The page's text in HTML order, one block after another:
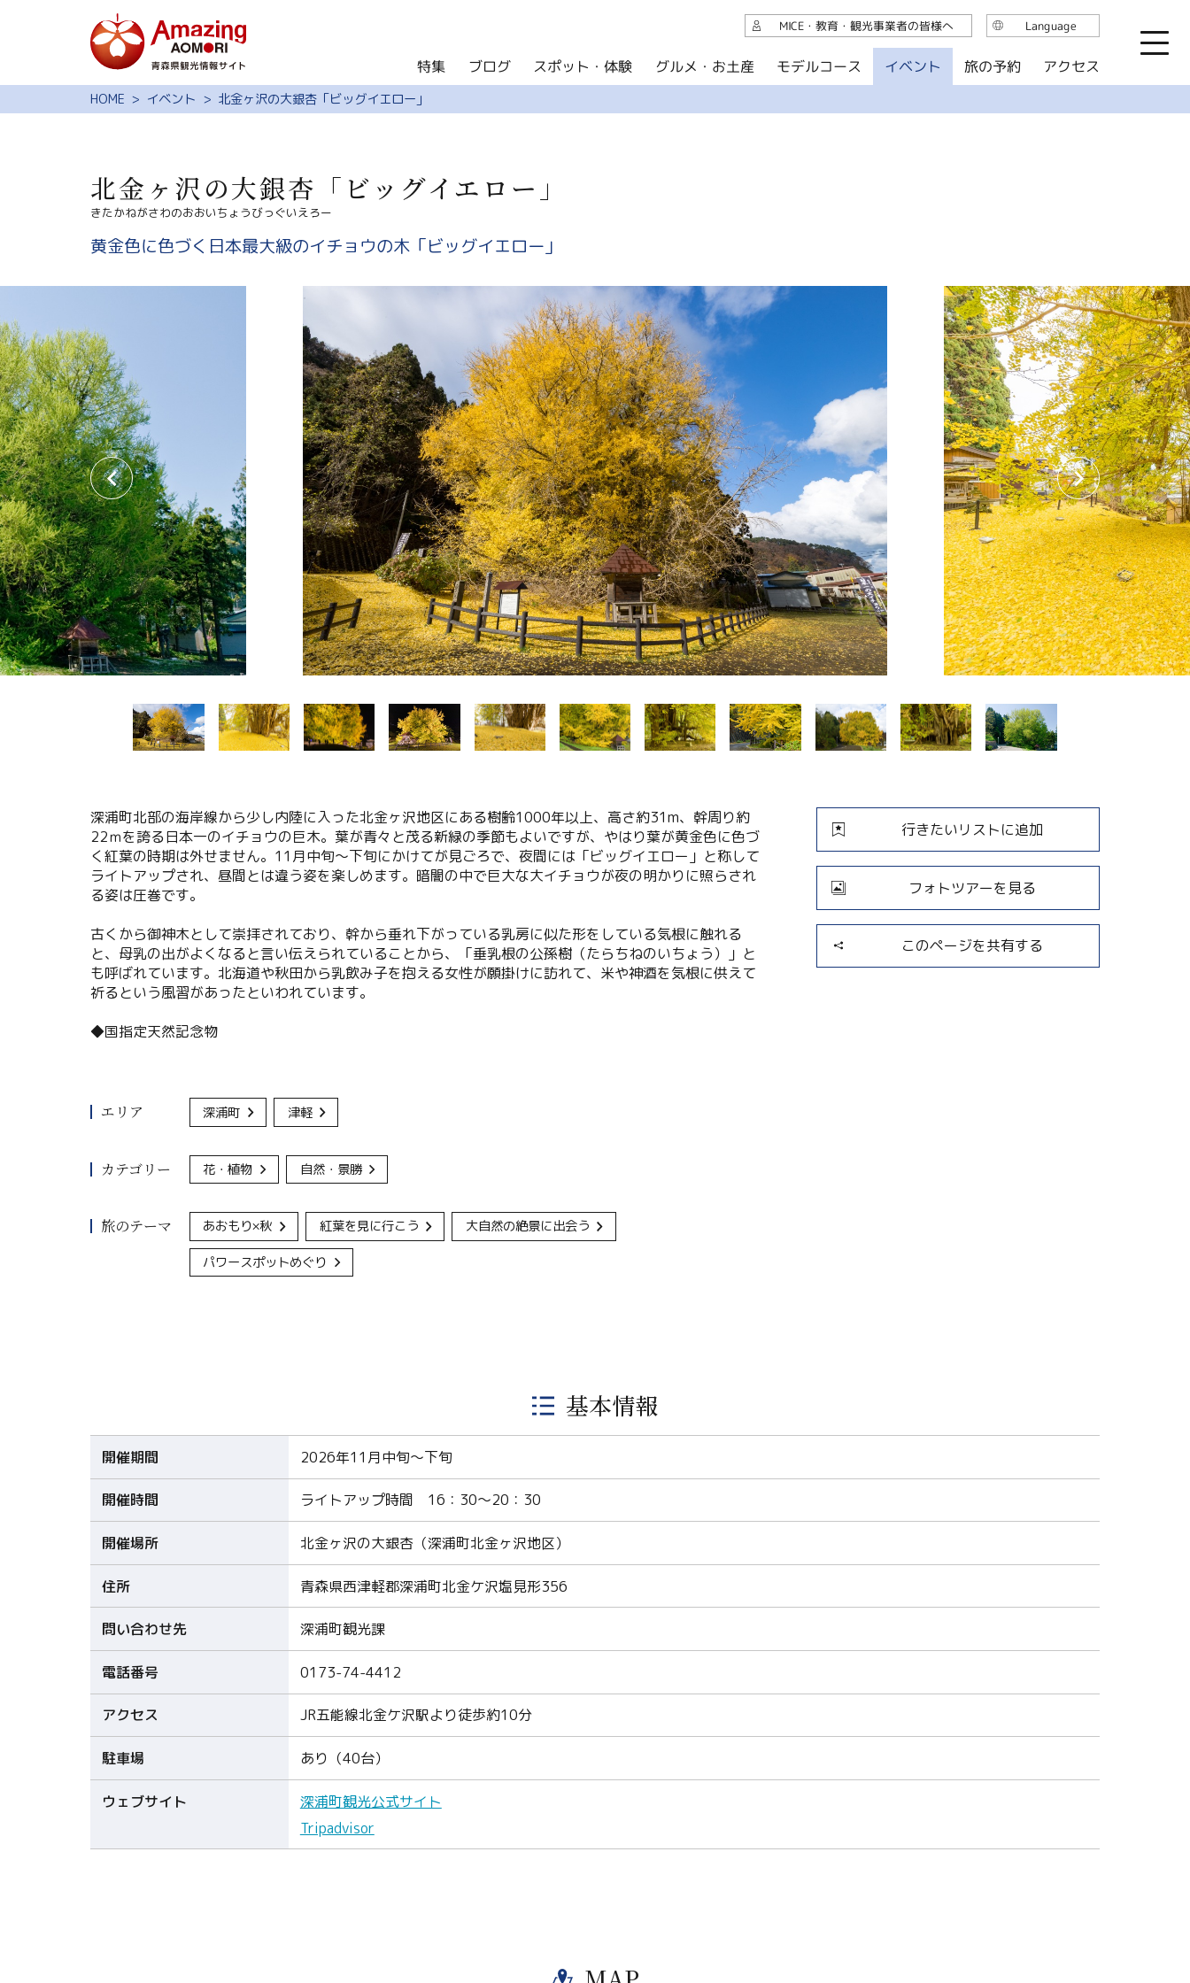
特集
ブログ
スポット・体験
グルメ・お土産
旅の予約
観光ガイド
このサイトについて
サイト内検索
共有
行きたいリスト
写真ライブラリー
動画ライブラリー
パンフレットダウンロード
よくある質問
運営組織について
関連リンク集
Language
English
繁体中文
简体中文
MICE・教育・観光事業者の皆様へ
HOME イベント 北金ヶ沢の大銀杏「ビッグイエロー」
北金ヶ沢の大銀杏「ビッグイエロー」
きたかねがさわのおおいちょうびっぐいえろー
黄金色に色づく日本最大級のイチョウの木「ビッグイエロー」
深浦町北部の海岸線から少し内陸に入った北金ヶ沢地区にある樹齢1000年以上、高さ約31m、幹周り約
22ｍを誇る日本一のイチョウの巨木。葉が青々と茂る新緑の季節もよいですが、やはり葉が黄金色に色づ
く紅葉の時期は外せません。11月中旬～下旬にかけてが見ごろで、夜間には「ビッグイエロー」と称して
ライトアップされ、昼間とは違う姿を楽しめます。暗闇の中で巨大な大イチョウが夜の明かりに照らされ
る姿は圧巻です。
古くから御神木として崇拝されており、幹から垂れ下がっている乳房に似た形をしている気根に触れる
と、母乳の出がよくなると言い伝えられていることから、「垂乳根の公孫樹（たらちねのいちょう）」と
も呼ばれています。北海道や秋田から乳飲み子を抱える女性が願掛けに訪れて、米や神酒を気根に供えて
祈るという風習があったといわれています。
◆国指定天然記念物
行きたいリストに追加
フォトツアーを見る
このページを共有する
エリア 深浦町 津軽
カテゴリー 花・植物 自然・景勝
旅のテーマ あおもり×秋 紅葉を見に行こう 大自然の絶景に出会う
パワースポットめぐり
基本情報
開催期間 2026年11月中旬～下旬
開催時間 ライトアップ時間 16：30～20：30
開催場所 北金ヶ沢の大銀杏（深浦町北金ヶ沢地区）
住所 青森県西津軽郡深浦町北金ケ沢塩見形356
問い合わせ先 深浦町観光課
電話番号 0173-74-4412
アクセス JR五能線北金ケ沢駅より徒歩約10分
駐車場 あり（40台）
ウェブサイト
深浦町観光公式サイト
Tripadvisor
特集 ブログ スポット・体験 グルメ・お土産 モデルコース イベント 旅の予約 アクセス
MICE・教育・観光事業者の皆様へ Language
English
简体中文